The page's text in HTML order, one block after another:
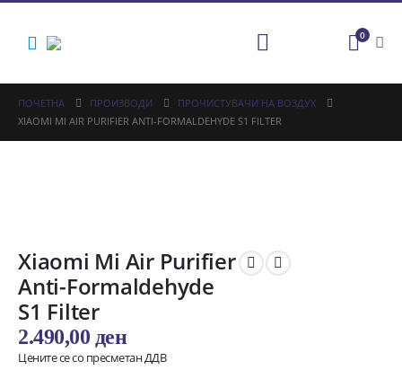
0
ПОЧЕТНА ПРОИЗВОДИ
ПРОЧИСТУВАЧИ НА ВОЗДУХ
XIAOMI MI AIR PURIFIER ANTI-FORMALDEHYDE S1 FILTER
Xiaomi Mi Air Purifier
Anti-Formaldehyde
S1 Filter
2.490,00 ден
Цените се со пресметан ДДВ